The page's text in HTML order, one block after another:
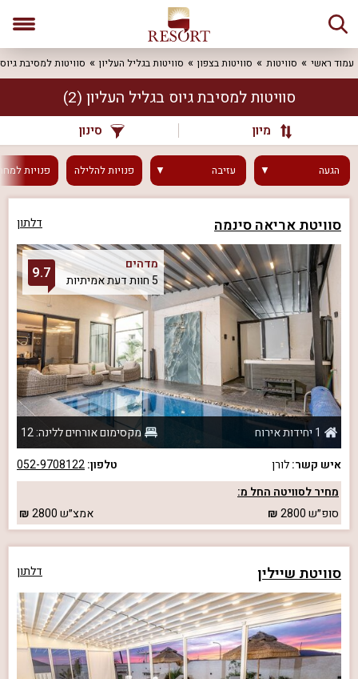
עמוד ראשי סוויטות סוויטות בצפון סוויטות בגליל העליון סוויטות למסיבת גיוס
סוויטות למסיבת גיוס בגליל העליון (2)
מיון סינון
הגעה עזיבה פנויותלהלילה פנויות
סוויטת אריאה סינמה דלתון
מדהים
5 חוות דעת אמיתיות
9.7
1 יחידות אירוח
מקסימום אורחים ללינה: 12
איש קשר:לורן טלפון:052-9708122
מחיר לסוויטה החל מ:
סופ״ש2800 אמצ״ש2800
סוויטת שיילין דלתון